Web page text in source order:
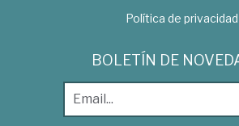
Política de privacidad
BOLETÍN DE